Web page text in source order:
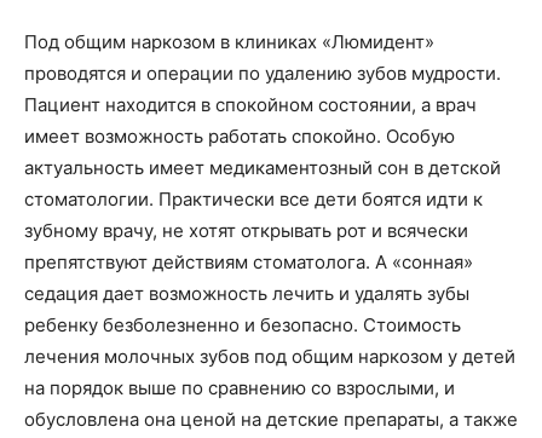
Под общим наркозом в клиниках «Люмидент»
проводятся и операции по удалению зубов мудрости.
Пациент находится в спокойном состоянии, а врач
имеет возможность работать спокойно. Особую
актуальность имеет медикаментозный сон в детской
стоматологии. Практически все дети боятся идти к
зубному врачу, не хотят открывать рот и всячески
препятствуют действиям стоматолога. А «сонная»
седация дает возможность лечить и удалять зубы
ребенку безболезненно и безопасно. Стоимость
лечения молочных зубов под общим наркозом у детей
на порядок выше по сравнению со взрослыми, и
обусловлена она ценой на детские препараты, а также